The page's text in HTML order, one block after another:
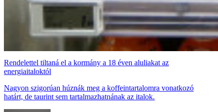
Rendelettel tiltaná el a kormány a 18 éven aluliakat az
energiaitaloktól
Nagyon szigorúan húznák meg a koffeintartalomra vonatkozó
határt, de taurint sem tartalmazhatnának az italok.